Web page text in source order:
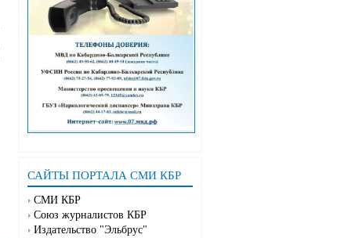
САЙТЫ ПОРТАЛА СМИ КБР
СМИ КБР
Союз журналистов КБР
Издательство "Эльбрус"